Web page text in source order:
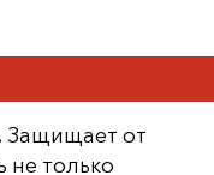
Защищает от
не только